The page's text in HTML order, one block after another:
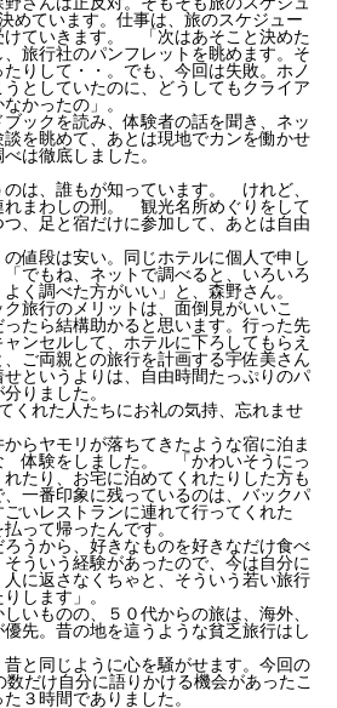
めています。仕事は、旅のスケジュー
けていきます。 「次はあそこと決めた
旅行社のパンフレットを眺めます。そ
りして・・。でも、今回は失敗。ホノ
としていたのに、どうしてもクライア
かったの」。
ックを読み、体験者の話を聞き、ネッ
談を眺めて、あとは現地でカンを働かせ
は徹底しました。
は、誰もが知っています。 けれど、
れまわしの刑。 観光名所めぐりをして
、足と宿だけに参加して、あとは自由
値段は安い。同じホテルに個人で申し
でもね、ネットで調べると、いろいろ
く調べた方がいい」と、森野さん。
ク旅行のメリットは、面倒見がいいこ
たら結構助かると思います。行った先
ンセルして、ホテルに下ろしてもらえ
ご両親との旅行を計画する宇佐美さん
というよりは、自由時間たっぷりのパ
りました。
れた人たちにお礼の気持、忘れませ
らヤモリが落ちてきたような宿に泊ま
体験をしました。 「かわいそうにっ
たり、お宅に泊めてくれたりした方も
一番印象に残っているのは、バックパ
いレストランに連れて行ってくれた
って帰ったんです。
うから、好きなものを好きなだけ食べ
ういう経験があったので、今は自分に
に返さなくちゃと、そういう若い旅行
します」。
いものの、５０代からの旅は、海外、
先。昔の地を這うような貧乏旅行はし
と同じように心を騒がせます。今回の
だけ自分に語りかける機会があったこ
３時間でありました。